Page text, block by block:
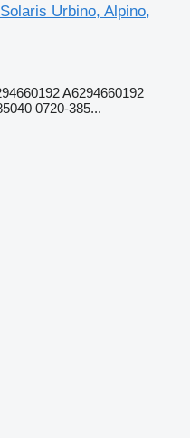
Urbino, Alpino,
A6294660192
0720-385...